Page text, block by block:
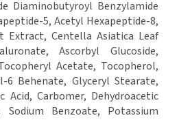
Diaminobutyroyl Benzylamide
5, Acetyl Hexapeptide-8,
Extract, Centella Asiatica Leaf
Ascorbyl Glucoside,
Acetate, Tocopherol,
Behenate, Glyceryl Stearate,
Acid, Carbomer, Dehydroacetic
Benzoate, Potassium